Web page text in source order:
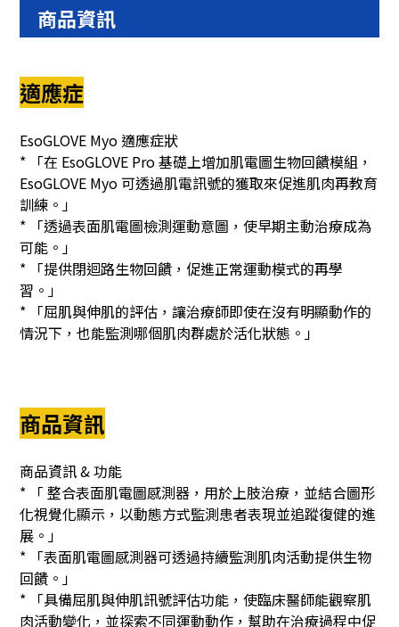
商品資訊
適應症
EsoGLOVE Myo 適應症狀
* 「在 EsoGLOVE Pro 基礎上增加肌電圖生物回饋模組，
EsoGLOVE Myo 可透過肌電訊號的獲取來促進肌肉再教育
訓練。」
* 「透過表面肌電圖檢測運動意圖，使早期主動治療成為
可能。」
* 「提供閉迴路生物回饋，促進正常運動模式的再學
習。」
* 「屈肌與伸肌的評估，讓治療師即使在沒有明顯動作的
情況下，也能監測哪個肌肉群處於活化狀態。」
商品資訊
商品資訊 & 功能
* 「 整合表面肌電圖感測器，用於上肢治療，並結合圖形
化視覺化顯示，以動態方式監測患者表現並追蹤復健的進
展。」
* 「表面肌電圖感測器可透過持續監測肌肉活動提供生物
回饋。」
* 「具備屈肌與伸肌訊號評估功能，使臨床醫師能觀察肌
肉活動變化，並探索不同運動動作，幫助在治療過程中促